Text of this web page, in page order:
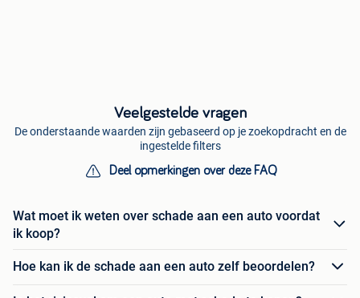
Veelgestelde vragen
De onderstaande waarden zijn gebaseerd op je zoekopdracht en de
ingestelde filters
Deel opmerkingen over deze FAQ
Wat moet ik weten over schade aan een auto voordat
ik koop?
Hoe kan ik de schade aan een auto zelf beoordelen?